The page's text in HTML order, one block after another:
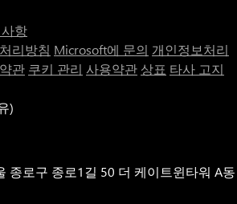
항
리방침 Microsoft에 문의 개인정보처리
관 쿠키 관리 사용약관 상표 타사 고지
)
종로구 종로1길 50 더 케이트윈타워 A동